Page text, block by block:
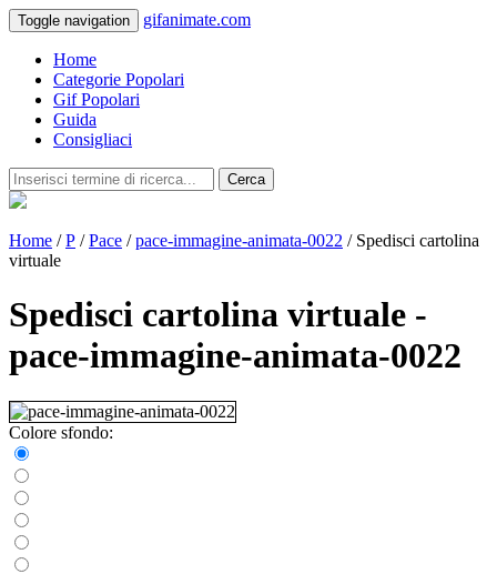
Toggle navigation gifanimate.com
Home
Categorie Popolari
Gif Popolari
Guida
Consigliaci
Cerca
Home /P /Pace /pace-immagine-animata-0022 / Spedisci cartolina
virtuale
Spedisci cartolina virtuale -
pace-immagine-animata-0022
Colore sfondo: